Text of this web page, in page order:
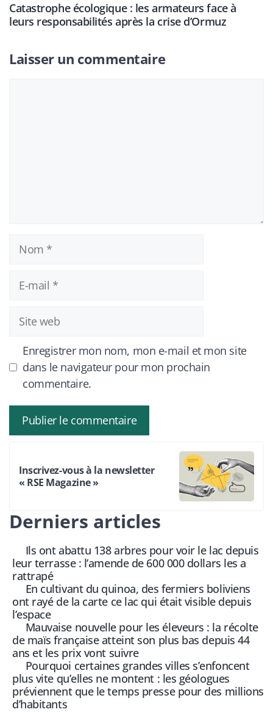
Catastrophe écologique : les armateurs face à
leurs responsabilités après la crise d’Ormuz
Laisser un commentaire
Nom
mail
Site
web
Enregistrer mon nom, mon e-mail et mon site
dans le navigateur pour mon prochain
commentaire.
Inscrivez-vous à la newsletter
« RSE Magazine »
Derniers articles
Ils ont abattu 138 arbres pour voir le lac depuis
leur terrasse : l’amende de 600 000 dollars les a
rattrapé
En cultivant du quinoa, des fermiers boliviens
ont rayé de la carte ce lac qui était visible depuis
l’espace
Mauvaise nouvelle pour les éleveurs : la récolte
de maïs française atteint son plus bas depuis 44
ans et les prix vont suivre
Pourquoi certaines grandes villes s’enfoncent
plus vite qu’elles ne montent : les géologues
préviennent que le temps presse pour des millions
d’habitants